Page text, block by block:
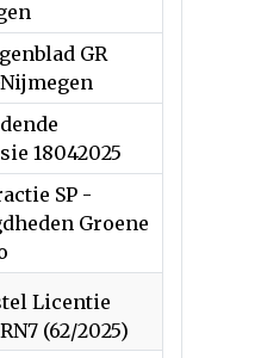
GR
18042025
SP -
Groene
Licentie
(62/2025)